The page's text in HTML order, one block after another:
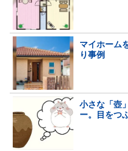
マイホーム
り事例
小さな「壺
ー。目をつ